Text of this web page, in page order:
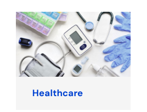
Healthcare